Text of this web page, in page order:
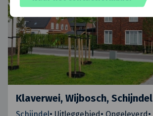
Klaverwei, Wijbosch, Schijndel
Schijndel• Uitleggebied• Opgeleverd•